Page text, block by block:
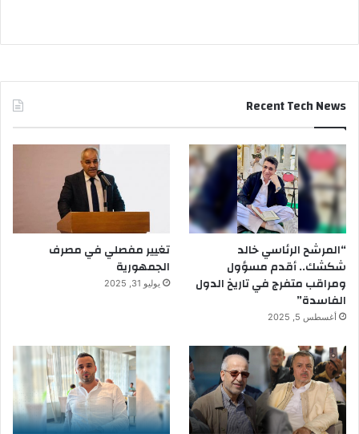
Recent Tech News
“المرشح الرئاسي خالد
شكشك.. أقدم مسؤول
ومراقب متفرج في تاريخ الدول
الفاسدة”
أغسطس 5, 2025
تغيير مفصلي في مصرف
الجمهورية
يوليو 31, 2025